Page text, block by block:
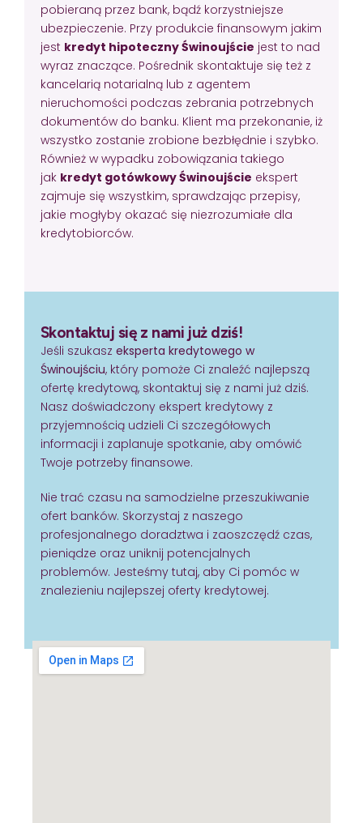
pobieraną przez bank, bądź korzystniejsze
ubezpieczenie. Przy produkcie finansowym jakim
jest kredyt hipoteczny Świnoujście jest to nad
wyraz znaczące. Pośrednik skontaktuje się też z
kancelarią notarialną lub z agentem
nieruchomości podczas zebrania potrzebnych
dokumentów do banku. Klient ma przekonanie, iż
wszystko zostanie zrobione bezbłędnie i szybko.
Również w wypadku zobowiązania takiego
jak kredyt gotówkowy Świnoujście ekspert
zajmuje się wszystkim, sprawdzając przepisy,
jakie mogłyby okazać się niezrozumiałe dla
kredytobiorców.
Skontaktuj się z nami już dziś!
Jeśli szukasz eksperta kredytowego w
Świnoujściu, który pomoże Ci znaleźć najlepszą
ofertę kredytową, skontaktuj się z nami już dziś.
Nasz doświadczony ekspert kredytowy z
przyjemnością udzieli Ci szczegółowych
informacji i zaplanuje spotkanie, aby omówić
Twoje potrzeby finansowe.
Nie trać czasu na samodzielne przeszukiwanie
ofert banków. Skorzystaj z naszego
profesjonalnego doradztwa i zaoszczędź czas,
pieniądze oraz uniknij potencjalnych
problemów. Jesteśmy tutaj, aby Ci pomóc w
znalezieniu najlepszej oferty kredytowej.